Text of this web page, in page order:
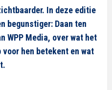
In deze editie
begunstiger: Daan ten
WPP Media, over wat het
voor hen betekent en wat